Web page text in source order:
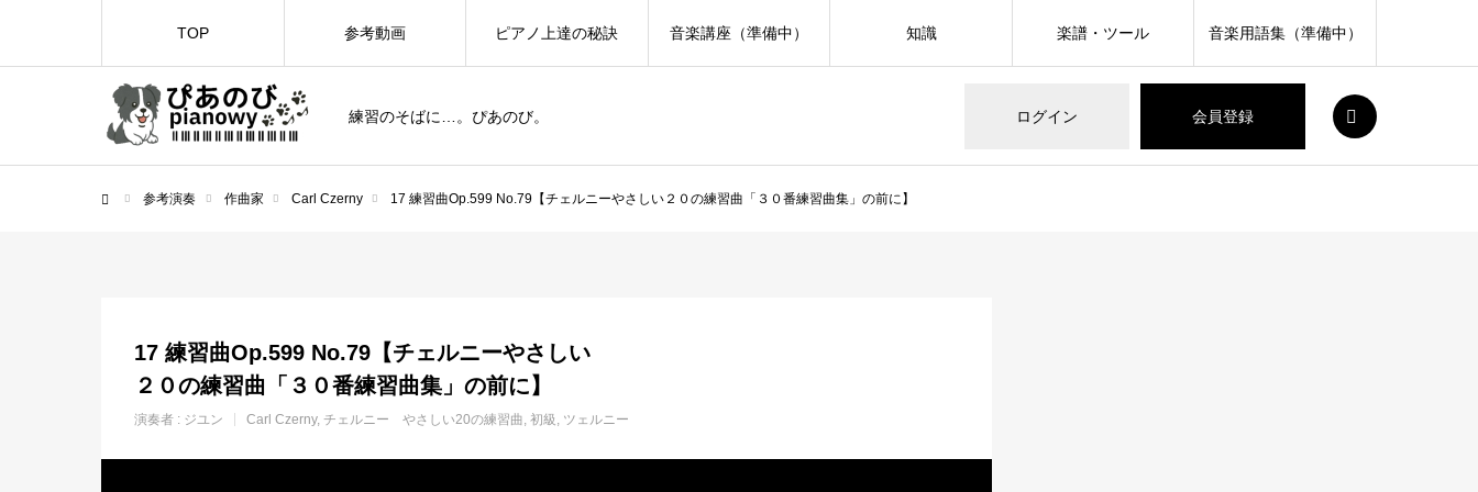
練習のそばに…。ぴあのび。 ログイン 会員登録
TOP 参考動画 ピアノ上達の秘訣 音楽講座（準備中） 知識 楽譜・ツール 音楽用語集（準備中）
参考演奏 作曲家 Carl Czerny 17 練習曲Op.599 No.79【チェルニーやさしい２０の練習曲「３０番練習曲集」の前に】
17 練習曲Op.599 No.79【チェルニーやさしい
２０の練習曲「３０番練習曲集」の前に】
演奏者 : ジユン Carl Czerny チェルニー やさしい20の練習曲 初級 ツェルニー